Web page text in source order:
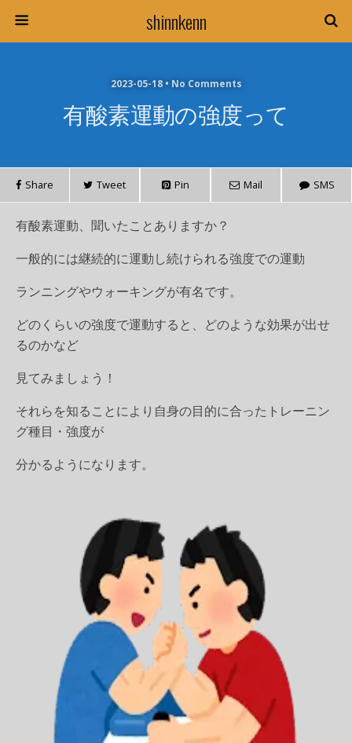
shinnkenn
2023-05-18 • No Comments
有酸素運動の強度って
Share Tweet Pin Mail SMS
有酸素運動、聞いたことありますか？
一般的には継続的に運動し続けられる強度での運動
ランニングやウォーキングが有名です。
どのくらいの強度で運動すると、どのような効果が出せ
るのかなど
見てみましょう！
それらを知ることにより自身の目的に合ったトレーニン
グ種目・強度が
分かるようになります。